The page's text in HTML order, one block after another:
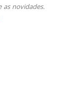
as novidades.